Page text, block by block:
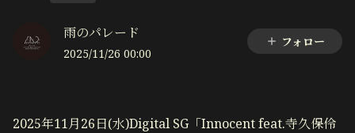
雨のパレード
2025/11/26 00:00
フォロー
2025年11月26日(水)Digital SG「Innocent feat.寺久保伶